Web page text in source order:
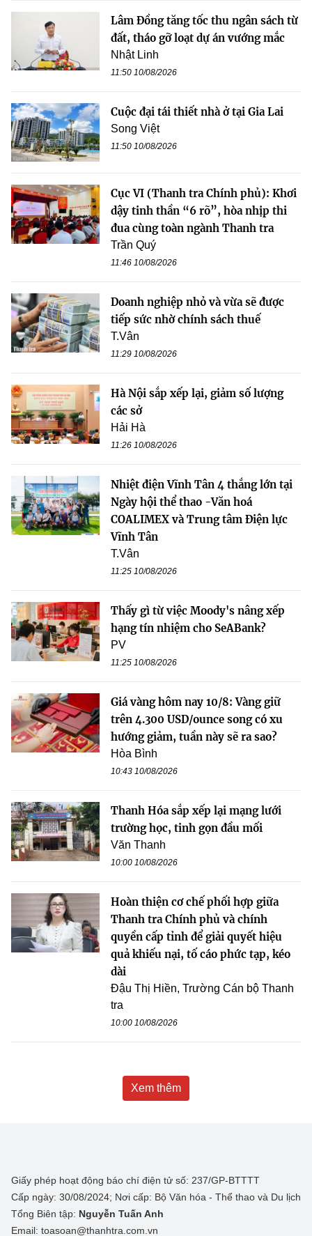
Lâm Đồng tăng tốc thu ngân sách từ
đất, tháo gỡ loạt dự án vướng mắc
Nhật Linh
11:50 10/08/2026
Cuộc đại tái thiết nhà ở tại Gia Lai
Song Việt
11:50 10/08/2026
Cục VI (Thanh tra Chính phủ): Khơi
dậy tinh thần “6 rõ”, hòa nhịp thi
đua cùng toàn ngành Thanh tra
Trần Quý
11:46 10/08/2026
Doanh nghiệp nhỏ và vừa sẽ được
tiếp sức nhờ chính sách thuế
T.Vân
11:29 10/08/2026
Hà Nội sắp xếp lại, giảm số lượng
các sở
Hải Hà
11:26 10/08/2026
Nhiệt điện Vĩnh Tân 4 thắng lớn tại
Ngày hội thể thao -Văn hoá
COALIMEX và Trung tâm Điện lực
Vĩnh Tân
T.Vân
11:25 10/08/2026
Thấy gì từ việc Moody's nâng xếp
hạng tín nhiệm cho SeABank?
PV
11:25 10/08/2026
Giá vàng hôm nay 10/8: Vàng giữ
trên 4.300 USD/ounce song có xu
hướng giảm, tuần này sẽ ra sao?
Hòa Bình
10:43 10/08/2026
Thanh Hóa sắp xếp lại mạng lưới
trường học, tinh gọn đầu mối
Văn Thanh
10:00 10/08/2026
Hoàn thiện cơ chế phối hợp giữa
Thanh tra Chính phủ và chính
quyền cấp tỉnh để giải quyết hiệu
quả khiếu nại, tố cáo phức tạp, kéo
dài
Đậu Thị Hiền, Trường Cán bộ Thanh
tra
10:00 10/08/2026
Xem thêm
Giấy phép hoạt động báo chí điện tử số: 237/GP-BTTTT
Cấp ngày: 30/08/2024; Nơi cấp: Bộ Văn hóa - Thể thao và Du lịch
Tổng Biên tập: Nguyễn Tuấn Anh
Email: toasoan@thanhtra.com.vn